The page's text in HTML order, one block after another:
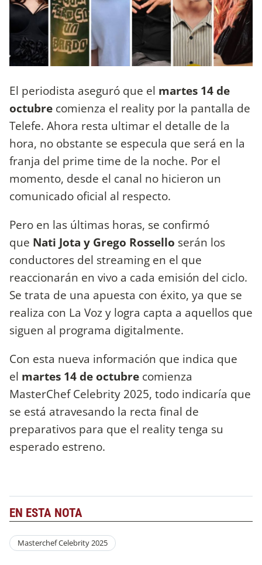
El periodista aseguró que el martes 14 de
octubre comienza el reality por la pantalla de
Telefe. Ahora resta ultimar el detalle de la
hora, no obstante se especula que será en la
franja del prime time de la noche. Por el
momento, desde el canal no hicieron un
comunicado oficial al respecto.
Pero en las últimas horas, se confirmó
que Nati Jota y Grego Rossello serán los
conductores del streaming en el que
reaccionarán en vivo a cada emisión del ciclo.
Se trata de una apuesta con éxito, ya que se
realiza con La Voz y logra capta a aquellos que
siguen al programa digitalmente.
Con esta nueva información que indica que
el martes 14 de octubre comienza
MasterChef Celebrity 2025, todo indicaría que
se está atravesando la recta final de
preparativos para que el reality tenga su
esperado estreno.
EN ESTA NOTA
Masterchef Celebrity 2025